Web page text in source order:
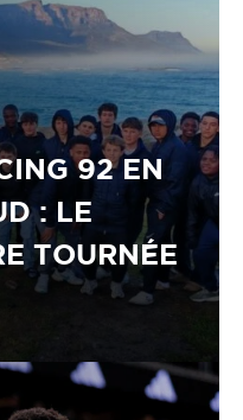
92 EN
: LE
TOURNÉE